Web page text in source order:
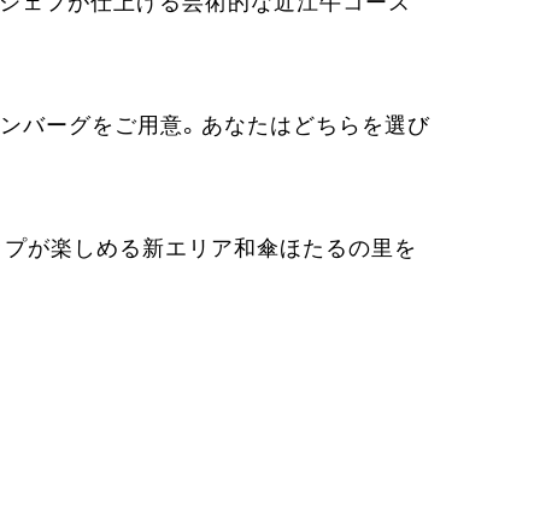
バーグをご用意。あなたはどちらを選び
が楽しめる新エリア和傘ほたるの里を